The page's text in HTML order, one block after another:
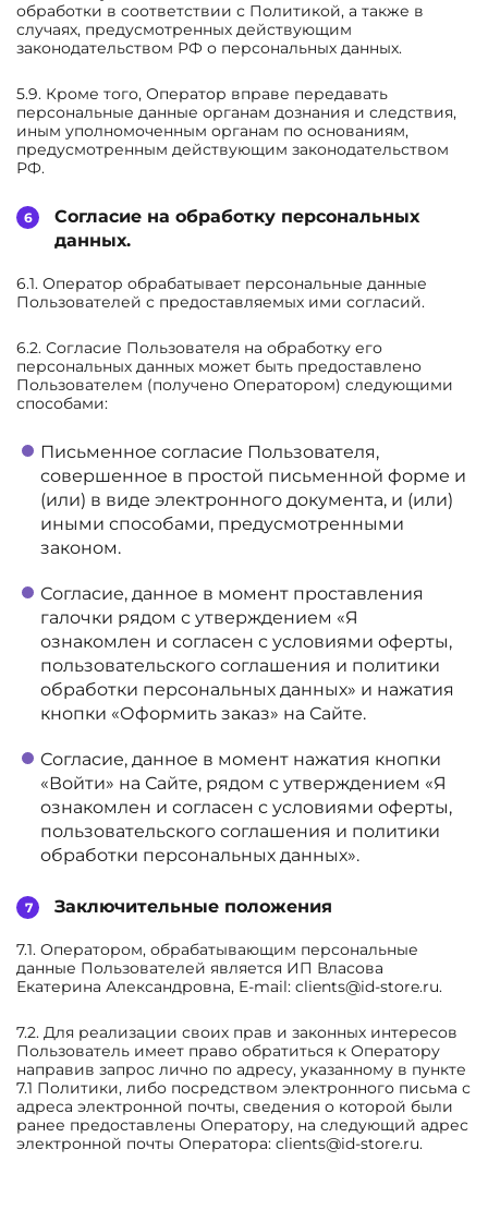
обработки в соответствии с Политикой, а также в
случаях, предусмотренных действующим
законодательством РФ о персональных данных.
5.9. Кроме того, Оператор вправе передавать
персональные данные органам дознания и следствия,
иным уполномоченным органам по основаниям,
предусмотренным действующим законодательством
РФ.
Согласие на обработку персональных
данных.
6.1. Оператор обрабатывает персональные данные
Пользователей с предоставляемых ими согласий.
6.2. Согласие Пользователя на обработку его
персональных данных может быть предоставлено
Пользователем (получено Оператором) следующими
способами:
Письменное согласие Пользователя,
совершенное в простой письменной форме и
(или) в виде электронного документа, и (или)
иными способами, предусмотренными
законом.
Согласие, данное в момент проставления
галочки рядом с утверждением «Я
ознакомлен и согласен с условиями оферты,
пользовательского соглашения и политики
обработки персональных данных» и нажатия
кнопки «Оформить заказ» на Сайте.
Согласие, данное в момент нажатия кнопки
«Войти» на Сайте, рядом с утверждением «Я
ознакомлен и согласен с условиями оферты,
пользовательского соглашения и политики
обработки персональных данных».
Заключительные положения
7.1. Оператором, обрабатывающим персональные
данные Пользователей является ИП Власова
Екатерина Александровна, E-mail: clients@id-store.ru.
7.2. Для реализации своих прав и законных интересов
Пользователь имеет право обратиться к Оператору
направив запрос лично по адресу, указанному в пункте
7.1 Политики, либо посредством электронного письма с
адреса электронной почты, сведения о которой были
ранее предоставлены Оператору, на следующий адрес
электронной почты Оператора: clients@id-store.ru.